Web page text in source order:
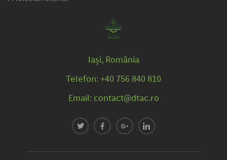
Iași, România
Telefon: +40 756 840 810
Email: contact@dtac.ro